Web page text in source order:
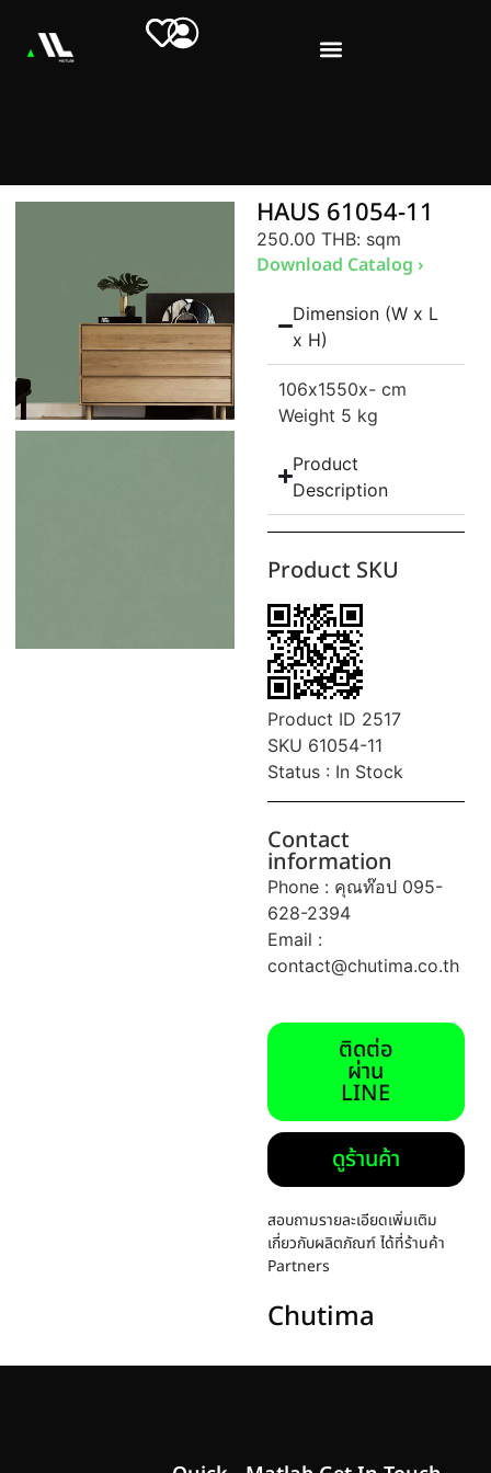
HAUS 61054-11
250.00 THB: sqm
Download Catalog ›
Dimension (W x L
x H)
106x1550x- cm
Weight 5 kg
Product
Description
Product SKU
Product ID 2517
SKU 61054-11
Status : In Stock
Contact
information
Phone : คุณท๊อป 095-
628-2394
Email :
contact@chutima.co.th
ติดต่อ
ผ่าน
LINE
ดูร้านค้า
สอบถามรายละเอียดเพิ่มเติม
เกี่ยวกับผลิตภัณฑ์ ได้ที่ร้านค้า
Partners
Chutima